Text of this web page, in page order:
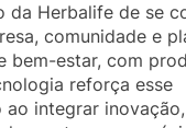
da Herbalife de se
comunidade e
bem-estar, com
reforça esse
ao integrar